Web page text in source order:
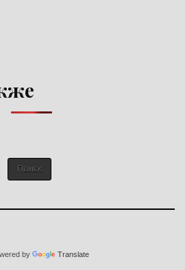
Поиск
by Translate